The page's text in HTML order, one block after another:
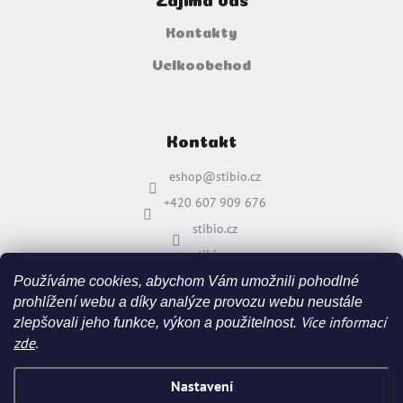
Používáme cookies, abychom Vám umožnili pohodlné
prohlížení webu a díky analýze provozu webu neustále
zlepšovali jeho funkce, výkon a použitelnost. Více informací
zde.
Nastavení
Kontakty
Velkoobchod
Kontakt
eshop@stibio.cz
+420 607 909 676
stibio.cz
stibio.cz
Vytvořil Shoptet